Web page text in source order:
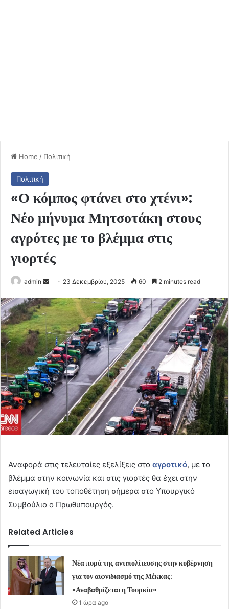
Home / Πολιτική
Πολιτική
«Ο κόμπος φτάνει στο χτένι»:
Νέο μήνυμα Μητσοτάκη στους
αγρότες με το βλέμμα στις
γιορτές
admin
Send
email
23 Δεκεμβρίου, 2025 60 2 minutes read
Αναφορά στις τελευταίες εξελίξεις στο αγροτικό, με το
βλέμμα στην κοινωνία και στις γιορτές θα έχει στην
εισαγωγική του τοποθέτηση σήμερα στο Υπουργικό
Συμβούλιο ο Πρωθυπουργός.
Related Articles
Νέα πυρά της αντιπολίτευσης στην κυβέρνηση
για τον αιφνιδιασμό της Μέκκας:
«Αναβαθμίζεται η Τουρκία»
1 ώρα ago